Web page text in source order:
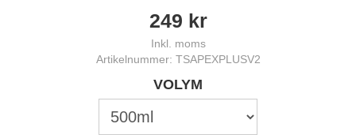
249 kr
Inkl. moms
Artikelnummer: TSAPEXPLUSV2
VOLYM